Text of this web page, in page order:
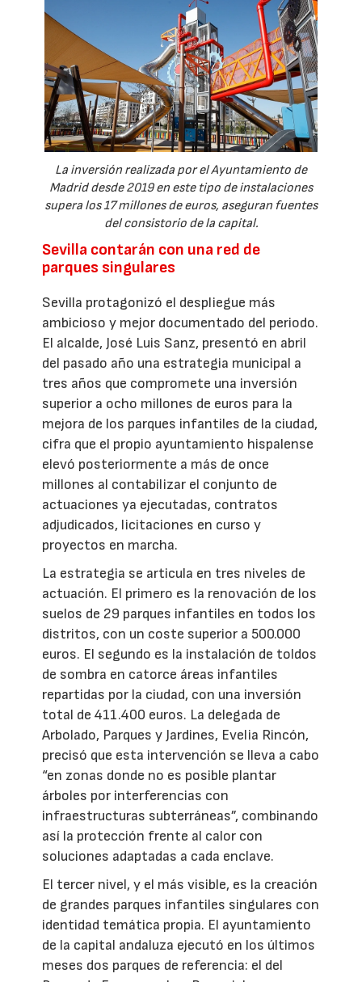
La inversión realizada por el Ayuntamiento de
Madrid desde 2019 en este tipo de instalaciones
supera los 17 millones de euros, aseguran fuentes
del consistorio de la capital.
Sevilla contarán con una red de
parques singulares
Sevilla protagonizó el despliegue más
ambicioso y mejor documentado del periodo.
El alcalde, José Luis Sanz, presentó en abril
del pasado año una estrategia municipal a
tres años que compromete una inversión
superior a ocho millones de euros para la
mejora de los parques infantiles de la ciudad,
cifra que el propio ayuntamiento hispalense
elevó posteriormente a más de once
millones al contabilizar el conjunto de
actuaciones ya ejecutadas, contratos
adjudicados, licitaciones en curso y
proyectos en marcha.
La estrategia se articula en tres niveles de
actuación. El primero es la renovación de los
suelos de 29 parques infantiles en todos los
distritos, con un coste superior a 500.000
euros. El segundo es la instalación de toldos
de sombra en catorce áreas infantiles
repartidas por la ciudad, con una inversión
total de 411.400 euros. La delegada de
Arbolado, Parques y Jardines, Evelia Rincón,
precisó que esta intervención se lleva a cabo
“en zonas donde no es posible plantar
árboles por interferencias con
infraestructuras subterráneas”, combinando
así la protección frente al calor con
soluciones adaptadas a cada enclave.
El tercer nivel, y el más visible, es la creación
de grandes parques infantiles singulares con
identidad temática propia. El ayuntamiento
de la capital andaluza ejecutó en los últimos
meses dos parques de referencia: el del